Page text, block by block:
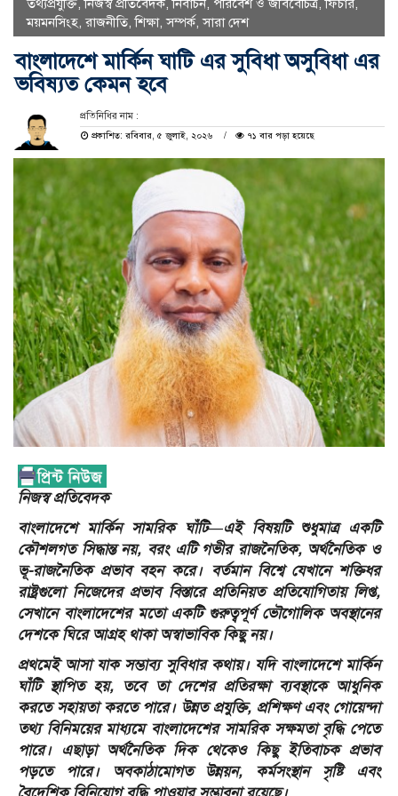
তথ্যপ্রযুক্তি,নিজস্ব প্রতিবেদক,নির্বাচন, পরিবেশ ও জীববৈচিত্র,ফিচার,
ময়মনসিংহ, রাজনীতি,শিক্ষা,সম্পর্ক,সারা দেশ
বাংলাদেশে মার্কিন ঘাটি এর সুবিধা অসুবিধা এর
ভবিষ্যত কেমন হবে
প্রতিনিধির নাম :
প্রকাশিত: রবিবার, ৫ জুলাই, ২০২৬
৭১ বার পড়া হয়েছে
নিজস্ব প্রতিবেদক
বাংলাদেশে মার্কিন সামরিক ঘাঁটি—এই বিষয়টি শুধুমাত্র একটি
কৌশলগত সিদ্ধান্ত নয়, বরং এটি গভীর রাজনৈতিক, অর্থনৈতিক ও
ভূ-রাজনৈতিক প্রভাব বহন করে। বর্তমান বিশ্বে যেখানে শক্তিধর
রাষ্ট্রগুলো নিজেদের প্রভাব বিস্তারে প্রতিনিয়ত প্রতিযোগিতায় লিপ্ত,
সেখানে বাংলাদেশের মতো একটি গুরুত্বপূর্ণ ভৌগোলিক অবস্থানের
দেশকে ঘিরে আগ্রহ থাকা অস্বাভাবিক কিছু নয়।
প্রথমেই আসা যাক সম্ভাব্য সুবিধার কথায়। যদি বাংলাদেশে মার্কিন
ঘাঁটি স্থাপিত হয়, তবে তা দেশের প্রতিরক্ষা ব্যবস্থাকে আধুনিক
করতে সহায়তা করতে পারে। উন্নত প্রযুক্তি, প্রশিক্ষণ এবং গোয়েন্দা
তথ্য বিনিময়ের মাধ্যমে বাংলাদেশের সামরিক সক্ষমতা বৃদ্ধি পেতে
পারে। এছাড়া অর্থনৈতিক দিক থেকেও কিছু ইতিবাচক প্রভাব
পড়তে পারে। অবকাঠামোগত উন্নয়ন, কর্মসংস্থান সৃষ্টি এবং